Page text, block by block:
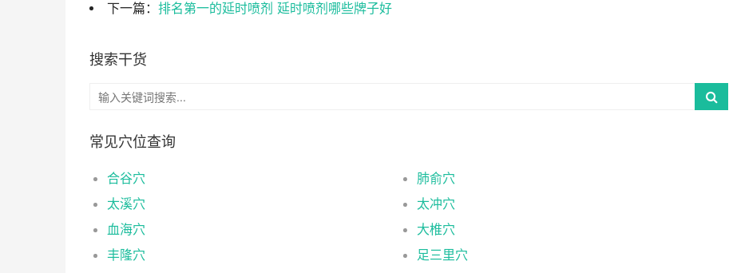
下一篇： 排名第一的延时喷剂 延时喷剂哪些牌子好
搜索干货
常见穴位查询
合谷穴
肺俞穴
太溪穴
太冲穴
血海穴
大椎穴
丰隆穴
足三里穴